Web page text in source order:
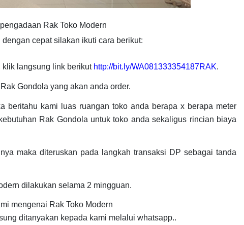
Rak Toko Modern
cepat silakan ikuti cara berikut:
klik langsung link berikut http://bit.ly/WA081333354187RAK.
Gondola yang akan anda order.
beritahu kami luas ruangan toko anda berapa x berapa meter
Rak Gondola untuk toko anda sekaligus rincian biaya
maka diteruskan pada langkah transaksi DP sebagai tanda
dilakukan selama 2 mingguan.
mengenai Rak Toko Modern
ditanyakan kepada kami melalui whatsapp..